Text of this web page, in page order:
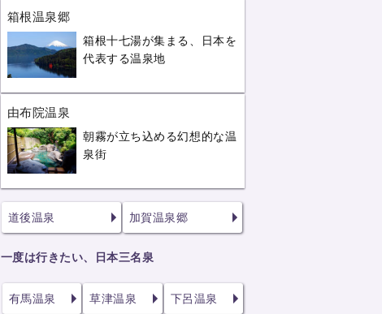
箱根温泉郷
箱根十七湯が集まる、日本を
代表する温泉地
由布院温泉
朝霧が立ち込める幻想的な温
泉街
道後温泉 加賀温泉郷
一度は行きたい、日本三名泉
有馬温泉 草津温泉 下呂温泉